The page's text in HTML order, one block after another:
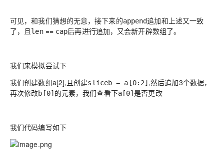
可见，和我们猜想的无意，接下来的append追加和上述又一致
了，且len== cap后再进行追加，又会新开辟数组了。
我们来模拟尝试下
我们创建数组a[2],且创建sliceb = a[0:2] ,然后追加3个数据，
再次修改b[0] 的元素，我们查看下a[0]是否更改
我们代码编写如下